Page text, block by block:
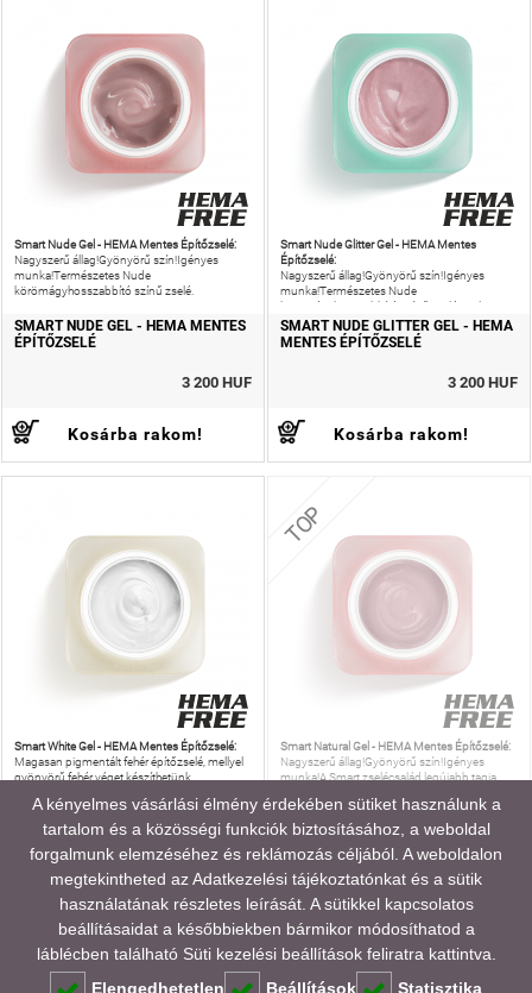
Smart Nude Gel - HEMA Mentes Építőzselé:
Nagyszerű állag!Gyönyörű szín!Igényes
munka!Természetes Nude
körömágyhosszabbító színű zselé.
SMART NUDE GEL - HEMA MENTES
ÉPÍTŐZSELÉ
3 200 HUF
Kosárba rakom!
Smart Nude Glitter Gel - HEMA Mentes
Építőzselé:
Nagyszerű állag!Gyönyörű szín!Igényes
munka!Természetes Nude
körömágyhosszabbító színű zselé, meleg
tónusú csillámmal.
SMART NUDE GLITTER GEL - HEMA
MENTES ÉPÍTŐZSELÉ
3 200 HUF
Kosárba rakom!
Smart White Gel - HEMA Mentes Építőzselé:
Magasan pigmentált fehér építőzselé, mellyel
gyönyörű fehér véget készíthetünk.
SMART WHITE GEL - HEMA
MENTES ÉPÍTŐZSELÉ
2 690 HUF
Kosárba rakom!
TOP
Smart Natural Gel - HEMA Mentes Építőzselé:
Nagyszerű állag!Gyönyörű szín!Igényes
munka!A Smart zselécsalád legújabb tagja.
SMART NATURAL GEL - HEMA
MENTES ÉPÍTŐZSELÉ
2 890 HUF
Nincs raktáron!
A kényelmes vásárlási élmény érdekében sütiket használunk a
tartalom és a közösségi funkciók biztosításához, a weboldal
forgalmunk elemzéséhez és reklámozás céljából. A weboldalon
megtekintheted azAdatkezelési tájékoztatónkat és a sütik
használatának részletes leírását. A sütikkel kapcsolatos
beállításaidat a későbbiekben bármikor módosíthatod a
láblécben található Süti kezelési beállítások feliratra kattintva.
Elengedhetetlen
Beállítások Statisztika